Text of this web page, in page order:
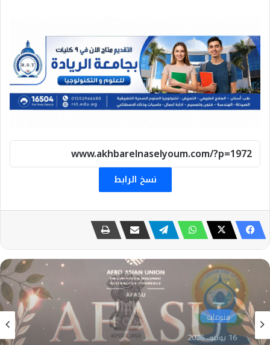
نسخ الرابط
منوعات
10 يونيو، 2026